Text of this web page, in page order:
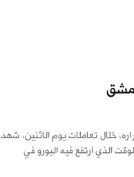
خلال تعاملات يوم الاثنين، شهد
الذي ارتفع فيه اليورو في